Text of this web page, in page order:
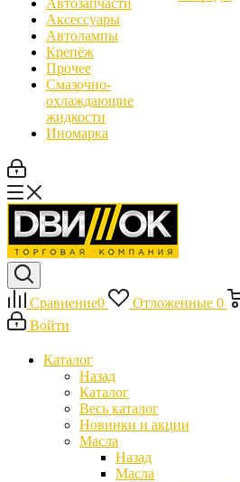
Автозапчасти
Аксессуары
Автолампы
Крепёж
Прочее
Смазочно-
охлаждающие
жидкости
Иномарка
Сравнение0 Отложенные 0
Войти
Каталог
Назад
Каталог
Весь каталог
Новинки и акции
Масла
Назад
Масла